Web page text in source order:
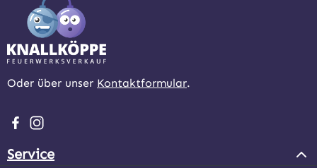
Oder über unser Kontaktformular.
Besuche uns auf Facebook – öffnet in neuem Tab
Schau auf Instagram vorbei – öffnet in neuem Tab
Service